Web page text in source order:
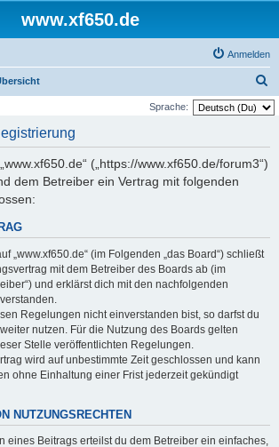
www.xf650.de
Anmelden
u
Sprache:
(„https://www.xf650.de/forum3“)
dem Betreiber ein Vertrag mit folgenden
„www.xf650.de“ (im Folgenden „das Board“) schließt
mit dem Betreiber des Boards ab (im
und erklärst dich mit den nachfolgenden
Regelungen nicht einverstanden bist, so darfst du
nutzen. Für die Nutzung des Boards gelten
Stelle veröffentlichten Regelungen.
wird auf unbestimmte Zeit geschlossen und kann
ohne Einhaltung einer Frist jederzeit gekündigt
NUTZUNGSRECHTEN
eines Beitrags erteilst du dem Betreiber ein einfaches,